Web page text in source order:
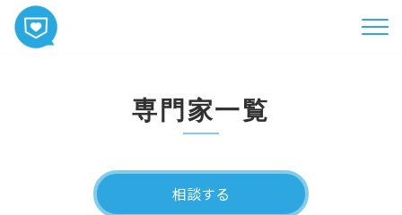
専門家一覧
相談する